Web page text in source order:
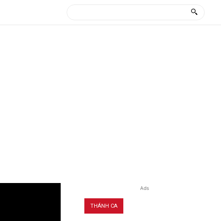
Ads
THÁNH CA